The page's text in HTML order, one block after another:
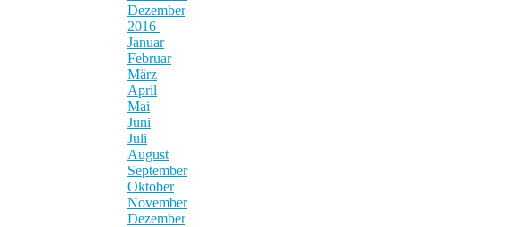
Dezember
2016
Januar
Februar
März
April
Mai
Juni
Juli
August
September
Oktober
November
Dezember